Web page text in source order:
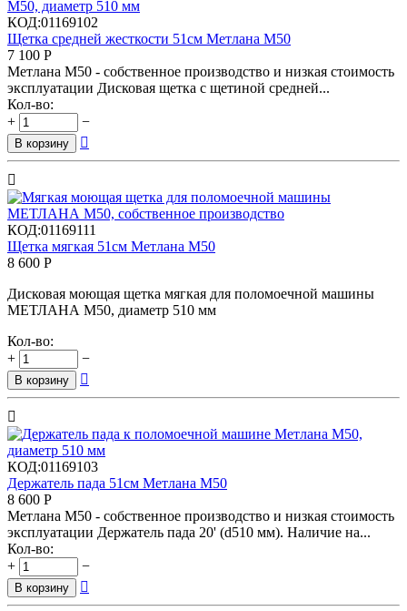
КОД:01169102
Щетка средней жесткости 51см Метлана М50
7 100 Р
Метлана М50 - собственное производство и низкая стоимость
эксплуатации Дисковая щетка с щетиной средней...
Кол-во:
+
−
В корзину 

КОД:01169111
Щетка мягкая 51см Метлана М50
8 600 Р
Дисковая моющая щетка мягкая для поломоечной машины
МЕТЛАНА М50, диаметр 510 мм
Кол-во:
+
−
В корзину 

КОД:01169103
Держатель пада 51см Метлана М50
8 600 Р
Метлана М50 - собственное производство и низкая стоимость
эксплуатации Держатель пада 20' (d510 мм). Наличие на...
Кол-во:
+
−
В корзину 